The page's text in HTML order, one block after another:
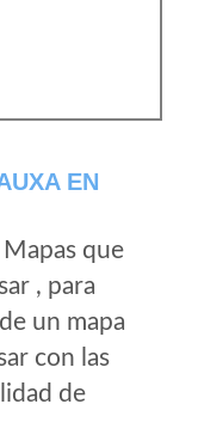
EN
que
, para
un mapa
con las
de